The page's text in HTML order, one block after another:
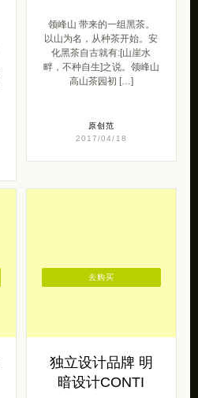
领峰山 带来的一组黑茶。
以山为名，从种茶开始。安
化黑茶自古就有:[山崖水
畔，不种自生]之说。领峰山
高山茶园初 […]
原创范
2017/04/18
独立设计品牌 明
暗设计CONTI
去购买